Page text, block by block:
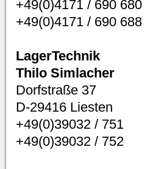
+49(0)4171 / 690 680
+49(0)4171 / 690 688
LagerTechnik
Thilo Simlacher
Dorfstraße 37
D-29416 Liesten
+49(0)39032 / 751
+49(0)39032 / 752